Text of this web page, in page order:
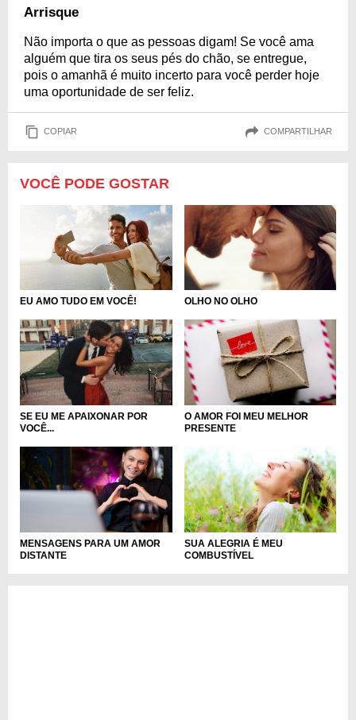
Arrisque
Não importa o que as pessoas digam! Se você ama
alguém que tira os seus pés do chão, se entregue,
pois o amanhã é muito incerto para você perder hoje
uma oportunidade de ser feliz.
COPIAR COMPARTILHAR
VOCÊ PODE GOSTAR
EU AMO TUDO EM VOCÊ! OLHO NO OLHO
SE EU ME APAIXONAR POR
VOCÊ...
O AMOR FOI MEU MELHOR
PRESENTE
MENSAGENS PARA UM AMOR
DISTANTE
SUA ALEGRIA É MEU
COMBUSTÍVEL